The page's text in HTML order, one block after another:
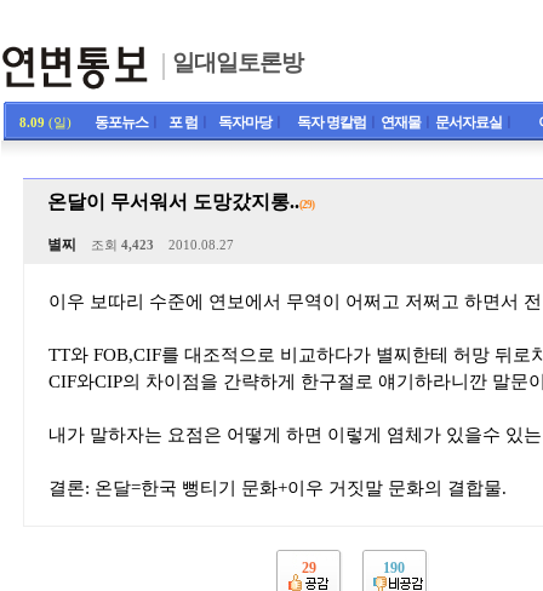
일대일토론방
8.09 (일) 동포뉴스ㅣ 포 럼 독자마당ㅣ 독자 명칼럼 연재물ㅣ 문서자료실
온달이 무서워서 도망갔지롱..(29)
별찌 조회 4,423 2010.08.27
이우 보따리 수준에 연보에서 무역이 어쩌고 저쩌고 하면서
TT와 FOB,CIF를 대조적으로 비교하다가 별찌한테 허망 뒤로
CIF와CIP의 차이점을 간략하게 한구절로 얘기하라니깐 말문
내가 말하자는 요점은 어떻게 하면 이렇게 염체가 있을수 있
결론: 온달=한국 뻥티기 문화+이우 거짓말 문화의 결합물.
29 190